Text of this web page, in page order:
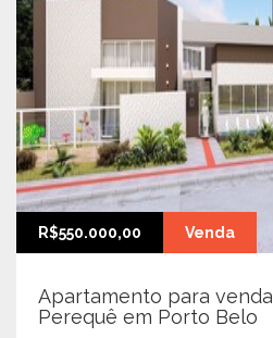
R$550.000,00 Venda
Apartamento para
Perequê em Porto Belo